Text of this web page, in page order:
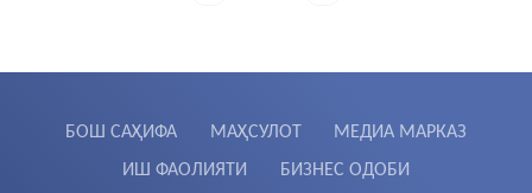
БОШ САҲИФА МАҲСУЛОТ
МЕДИА МАРКАЗ
ИШ ФАОЛИЯТИ
БИЗНЕС ОДОБИ